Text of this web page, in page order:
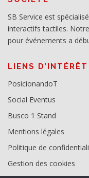
SB Service est
interactifs tactiles.
pour événements a
LIENS D’INTÉRÊT
PosicionandoT
Social Eventus
Busco 1 Stand
Mentions légales
Politique de
Gestion des cookies